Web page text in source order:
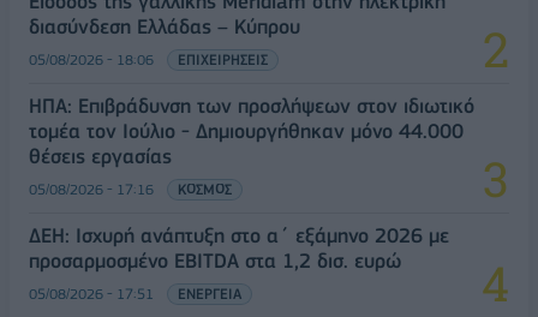
διασύνδεση Ελλάδας – Κύπρου
05/08/2026 - 18:06 ΕΠΙΧΕΙΡΗΣΕΙΣ
ΗΠΑ: Επιβράδυνση των προσλήψεων στον ιδιωτικό
τομέα τον Ιούλιο - Δημιουργήθηκαν μόνο 44.000
θέσεις εργασίας
05/08/2026 - 17:16 ΚΟΣΜΟΣ
ΔΕΗ: Ισχυρή ανάπτυξη στο α΄ εξάμηνο 2026 με
προσαρμοσμένο EBITDA στα 1,2 δισ. ευρώ
05/08/2026 - 17:51 ΕΝΕΡΓΕΙΑ